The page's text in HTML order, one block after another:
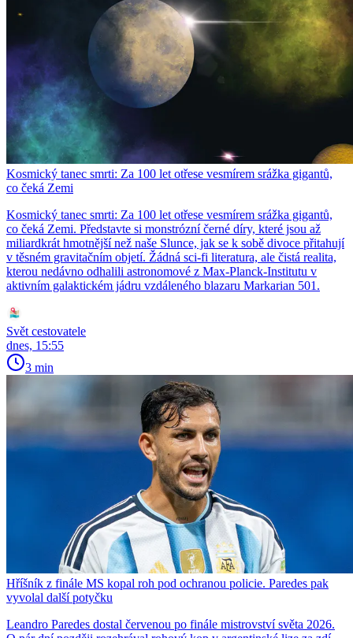
Kosmický tanec smrti: Za 100 let otřese vesmírem srážka gigantů,
co čeká Zemi
Kosmický tanec smrti: Za 100 let otřese vesmírem srážka gigantů,
co čeká Zemi. Představte si monstrózní černé díry, které jsou až
miliardkrát hmotnější než naše Slunce, jak se k sobě divoce přitahují
v těsném gravitačním objetí. Žádná sci-fi literatura, ale čistá realita,
kterou nedávno odhalili astronomové z Max-Planck-Institutu v
aktivním galaktickém jádru vzdáleného blazaru Markarian 501.
Svět cestovatele
dnes, 15:55
3 min
Hříšník z finále MS kopal roh pod ochranou policie. Paredes pak
vyvolal další potyčku
Leandro Paredes dostal červenou po finále mistrovství světa 2026.